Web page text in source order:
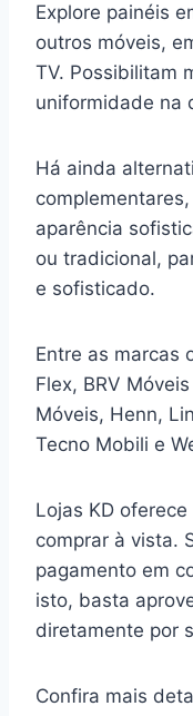
Explore painéis
outros móveis,
TV. Possibilitam
uniformidade na
Há ainda
aparência
ou tradicional,
e sofisticado.
Entre as marcas
Flex, BRV
Móveis, Henn,
Tecno Mobili e
Lojas KD
comprar à vista.
pagamento em
isto, basta
diretamente por
Confira mais